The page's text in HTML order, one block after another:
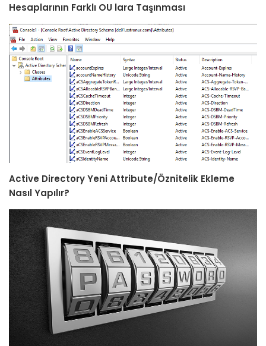
Hesaplarının Farklı OU lara Taşınması
Active Directory Yeni Attribute/Öznitelik Ekleme
Nasıl Yapılır?